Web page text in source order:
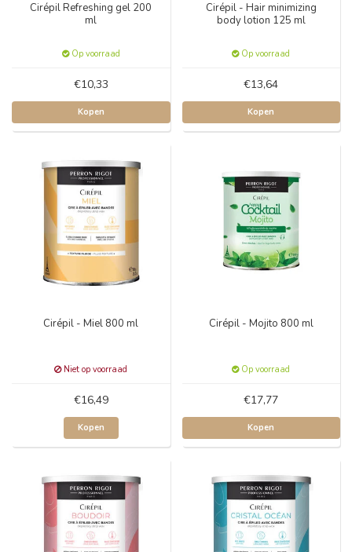
Cirépil Refreshing gel 200
ml
Op voorraad
€10,33
Kopen
Cirépil - Hair minimizing
body lotion 125 ml
Op voorraad
€13,64
Kopen
Cirépil - Miel 800 ml
Niet op voorraad
€16,49
Kopen
Cirépil - Mojito 800 ml
Op voorraad
€17,77
Kopen